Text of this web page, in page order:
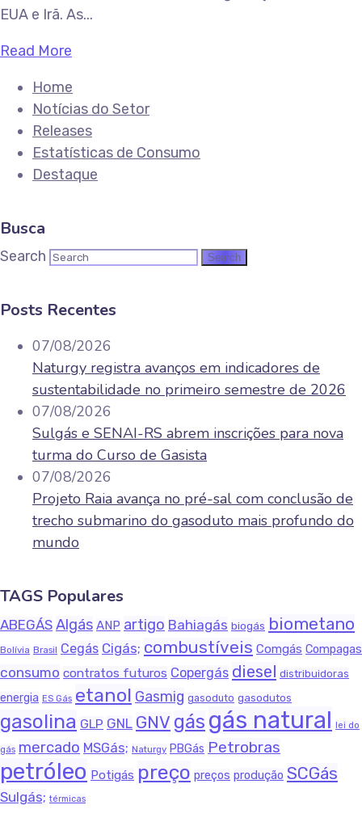
EUA e Irã. As...
Read More
Home
Notícias do Setor
Releases
Estatísticas de Consumo
Destaque
Busca
Search
Posts Recentes
07/08/2026
Naturgy registra avanços em indicadores de
sustentabilidade no primeiro semestre de 2026
07/08/2026
Sulgás e SENAI-RS abrem inscrições para nova
turma do Curso de Gasista
07/08/2026
Projeto Raia avança no pré-sal com conclusão de
trecho submarino do gasoduto mais profundo do
mundo
TAGS Populares
ABEGÁS Algás ANP artigo Bahiagás biogás biometano
Bolívia Brasil Cegás Cigás; combustíveis Comgás Compagas
consumo contratos futuros Copergás diesel distribuidoras
energia ES Gás etanol Gasmig gasoduto gasodutos
gasolina GLP GNL GNV gás gás natural lei do
gás mercado MSGás; Naturgy PBGás Petrobras
petróleo Potigás preço preços produção SCGás
Sulgás; térmicas